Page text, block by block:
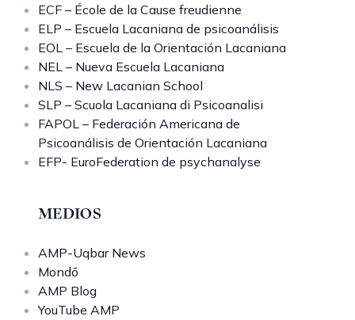
ECF – École de la Cause freudienne
ELP – Escuela Lacaniana de psicoanálisis
EOL – Escuela de la Orientación Lacaniana
NEL – Nueva Escuela Lacaniana
NLS – New Lacanian School
SLP – Scuola Lacaniana di Psicoanalisi
FAPOL – Federación Americana de
Psicoanálisis de Orientación Lacaniana
EFP- EuroFederation de psychanalyse
MEDIOS
AMP-Uqbar News
Mondō
AMP Blog
YouTube AMP